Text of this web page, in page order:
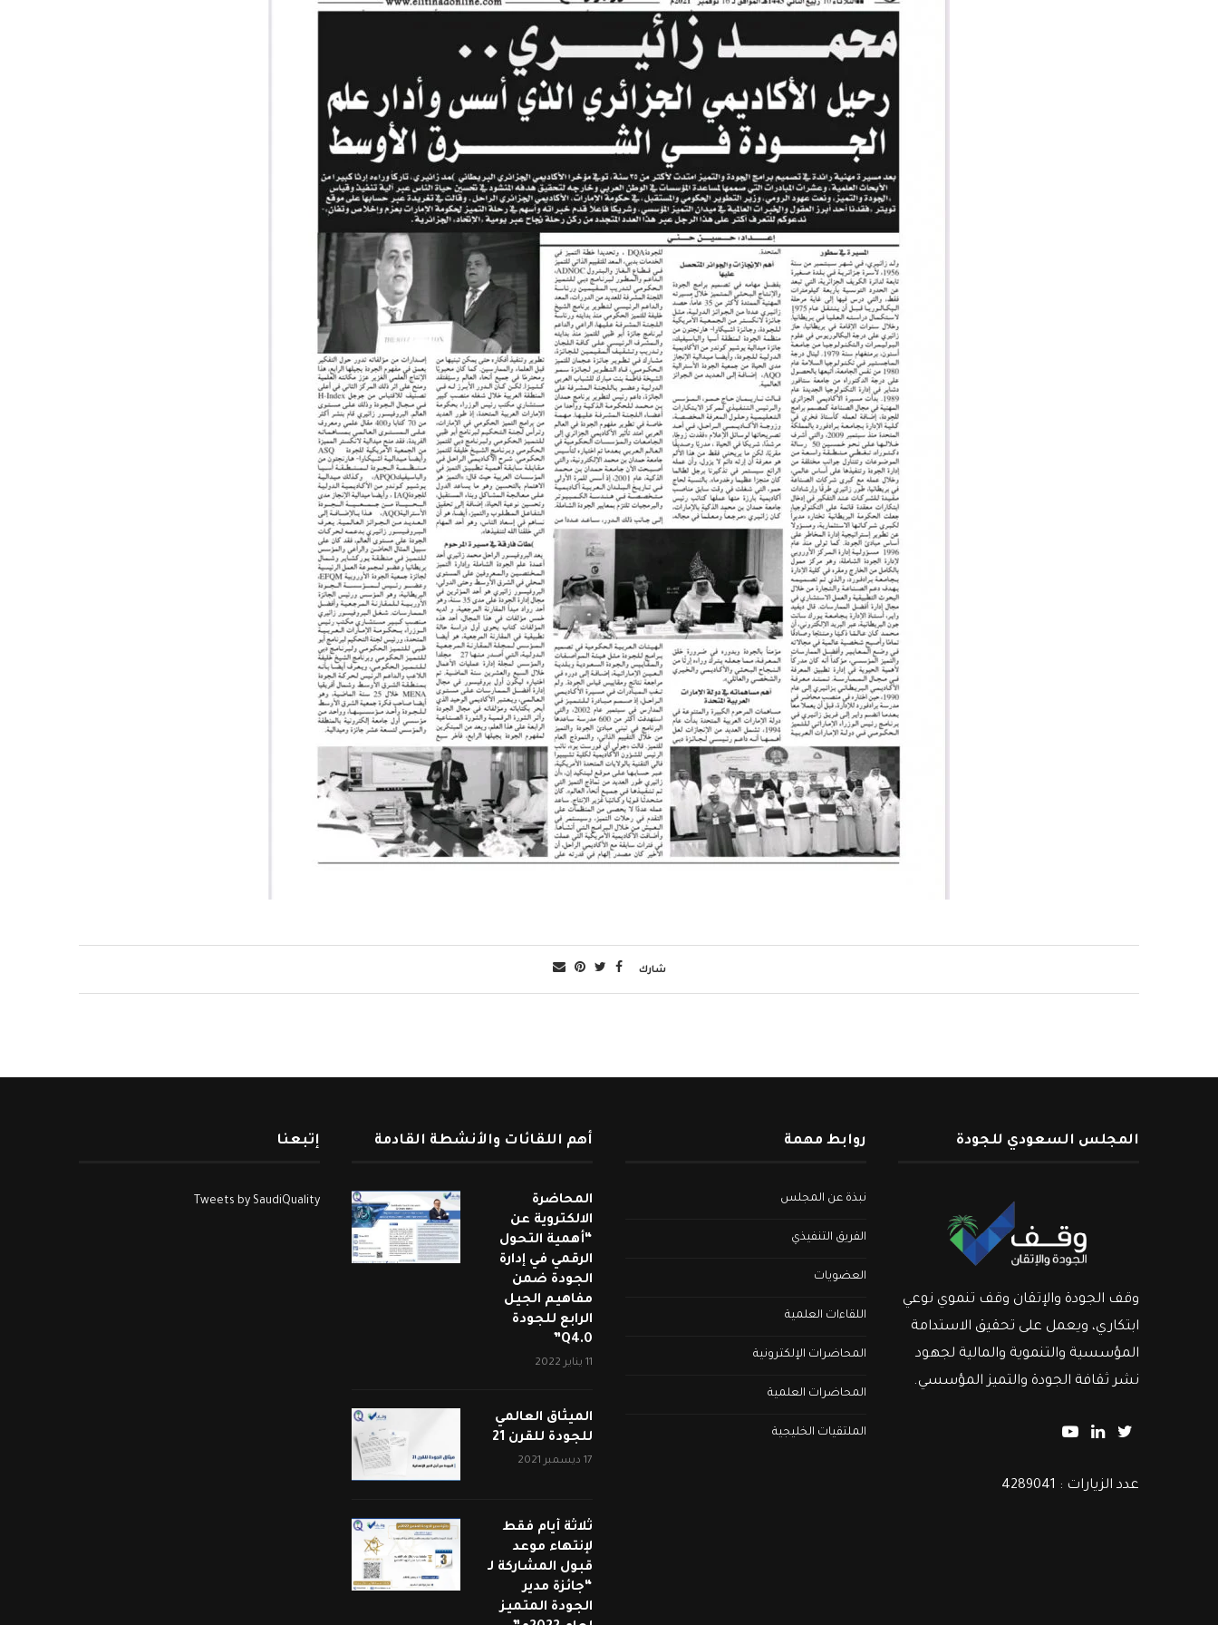
شارك
المجلس السعودي للجودة
وقف الجودة والإتقان وقف تنموي نوعي
ابتكاري، ويعمل على تحقيق الاستدامة
المؤسسية والتنموية والمالية لجهود
نشر ثقافة الجودة والتميز المؤسسي.
عدد الزيارات : 4289041
روابط مهمة
نبذة عن المجلس
الفريق التنفيذي
العضويات
اللقاءات العلمية
المحاضرات الإلكترونية
المحاضرات العلمية
الملتقيات الخليجية
أهم اللقائات والأنشطة القادمة
المحاضرة
الالكتروية عن
“أهمية التحول
الرقمي في إدارة
الجودة ضمن
مفاهيم الجيل
الرابع للجودة
Q4.0”
11 يناير 2022
الميثاق العالمي
للجودة للقرن 21
17 ديسمبر 2021
ثلاثة أيام فقط
لإنتهاء موعد
قبول المشاركة لـ
“جائزة مدير
الجودة المتميز
إتبعنا
Tweets by SaudiQuality